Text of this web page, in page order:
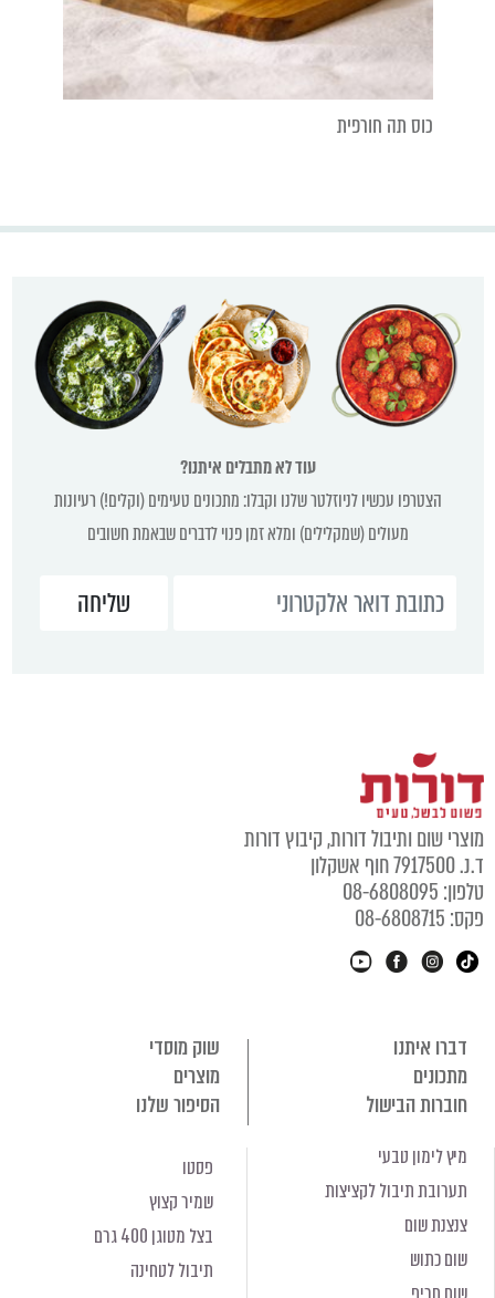
כוס תה חורפית
עוד לא מתבלים איתנו?
הצטרפו עכשיו לניוזלטר שלנו וקבלו: מתכונים טעימים (וקלים!) רעיונות
מעולים (שמקלילים) ומלא זמן פנוי לדברים שבאמת חשובים
מוצרי שום ותיבול דורות, קיבוץ דורות
ד.נ. 7917500 חוף אשקלון
טלפון: 08-6808095
פקס: 08-6808715
דברו איתנו
שוק מוסדי
מתכונים
מוצרים
חוברות הבישול
הסיפור שלנו
מיץ לימון טבעי
תערובת תיבול לקציצות
צנצנת שום
שום כתוש
פסטו
שמיר קצוץ
בצל מטוגן 400 גרם
תיבול לטחינה